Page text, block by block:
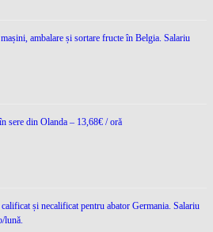
ambalare și sortare fructe în Belgia. Salariu
sere din Olanda – 13,68€ / oră
calificat și necalificat pentru abator Germania. Salariu
lună.